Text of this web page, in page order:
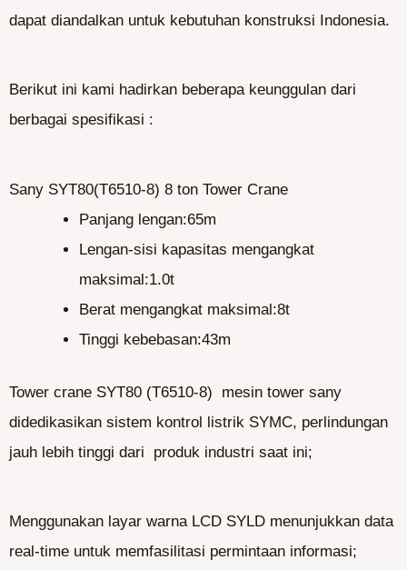
dapat diandalkan untuk kebutuhan konstruksi Indonesia.
Berikut ini kami hadirkan beberapa keunggulan dari
berbagai spesifikasi :
Sany SYT80(T6510-8) 8 ton Tower Crane
Panjang lengan:65m
Lengan-sisi kapasitas mengangkat
maksimal:1.0t
Berat mengangkat maksimal:8t
Tinggi kebebasan:43m
Tower crane SYT80 (T6510-8) mesin tower sany
didedikasikan sistem kontrol listrik SYMC, perlindungan
jauh lebih tinggi dari produk industri saat ini;
Menggunakan layar warna LCD SYLD menunjukkan data
real-time untuk memfasilitasi permintaan informasi;